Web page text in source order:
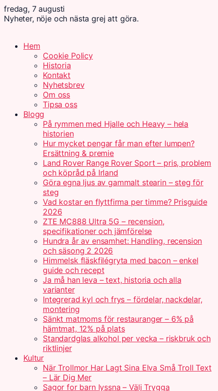
fredag, 7 augusti
Nyheter, nöje och nästa grej att göra.
Hem
Cookie Policy
Historia
Kontakt
Nyhetsbrev
Om oss
Tipsa oss
Blogg
På rymmen med Hjalle och Heavy – hela
historien
Hur mycket pengar får man efter lumpen?
Ersättning & premie
Land Rover Range Rover Sport – pris, problem
och köpråd på Irland
Göra egna ljus av gammalt stearin – steg för
steg
Vad kostar en flyttfirma per timme? Prisguide
2026
ZTE MC888 Ultra 5G – recension,
specifikationer och jämförelse
Hundra år av ensamhet: Handling, recension
och säsong 2 2026
Himmelsk fläskfilégryta med bacon – enkel
guide och recept
Ja må han leva – text, historia och alla
varianter
Integrerad kyl och frys – fördelar, nackdelar,
montering
Sänkt matmoms för restauranger – 6% på
hämtmat, 12% på plats
Standardglas alkohol per vecka – riskbruk och
riktlinjer
Kultur
När Trollmor Har Lagt Sina Elva Små Troll Text
– Lär Dig Mer
Sagor for barn lyssna – Välj Trygga